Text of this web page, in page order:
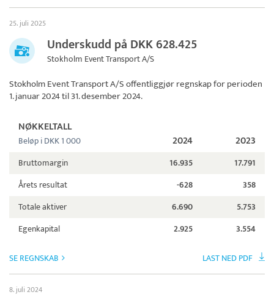
25. juli 2025
Underskudd på DKK 628.425
Stokholm Event Transport A/S
Stokholm Event Transport A/Soffentliggjør regnskap for perioden
1. januar 2024 til 31. desember 2024.
NØKKELTALL
Beløp i DKK 1 000 2024 2023
Bruttomargin 16.935
17.791
Årets resultat
-628
358
Totale aktiver
6.690
5.753
Egenkapital
2.925 3.554
SE REGNSKAB LAST NED PDF
8. juli 2024